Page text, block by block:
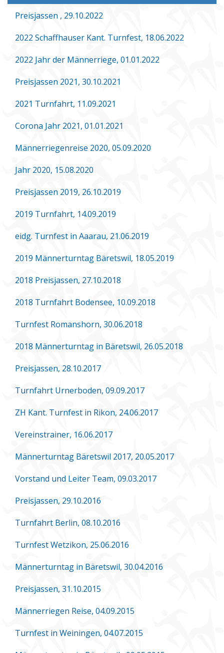
Preisjassen , 29.10.2022
2022 Schaffhauser Kant. Turnfest, 18.06.2022
2022 Jahr der Männerriege, 01.01.2022
Preisjassen 2021, 30.10.2021
2021 Turnfahrt, 11.09.2021
Corona Jahr 2021, 01.01.2021
Männerriegenreise 2020, 05.09.2020
Jahr 2020, 15.08.2020
Preisjassen 2019, 26.10.2019
2019 Turnfahrt, 14.09.2019
eidg. Turnfest in Aaarau, 21.06.2019
2019 Männerturntag Bäretswil, 18.05.2019
2018 Preisjassen, 27.10.2018
2018 Turnfahrt Bodensee, 10.09.2018
Turnfest Romanshorn, 30.06.2018
2018 Männerturntag in Bäretswil, 26.05.2018
Preisjassen, 28.10.2017
Turnfahrt Urnerboden, 09.09.2017
ZH Kant. Turnfest in Rikon, 24.06.2017
Vereinstrainer, 16.06.2017
Männerturntag Bäretswil 2017, 20.05.2017
Vorstand und Leiter Team, 09.03.2017
Preisjassen, 29.10.2016
Turnfahrt Berlin, 08.10.2016
Turnfest Wetzikon, 25.06.2016
Männerturntag in Bäretswil, 30.04.2016
Preisjassen, 31.10.2015
Männerriegen Reise, 04.09.2015
Turnfest in Weiningen, 04.07.2015